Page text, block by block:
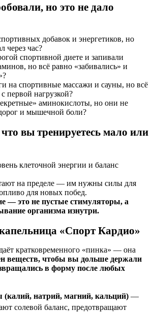
но это не дало
добавок и энергетиков, но
через час?
спортивной диете и запивали
но всё равно «забивались» и
на спортивные массажи и сауны, но всё
первой нагрузкой?
аминокислоты, но они не
и мышечной боли?
вы тренируетесь мало или
клеточной энергии и баланс
на пределе — им нужны силы для
для новых побед.
— это не пустые стимуляторы, а
организма изнутри.
«Спорт Кардио»
кратковременного «пинка» — она
веществ, чтобы вы дольше держали
в форму после любых
(калий, натрий, магний, кальций) —
солевой баланс, предотвращают